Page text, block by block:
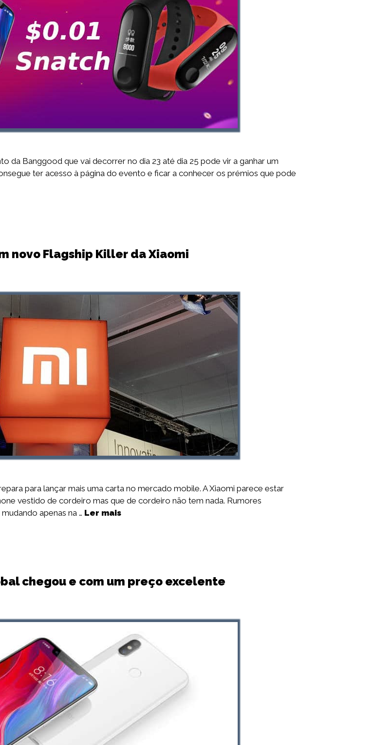
da Banggood que vai decorrer no dia 23 até dia 25 pode vir a ganhar um
ter acesso à página do evento e ficar a conhecer os prémios que pode
novo Flagship Killer da Xiaomi
para lançar mais uma carta no mercado mobile. A Xiaomi parece estar
vestido de cordeiro mas que de cordeiro não tem nada. Rumores
apenas na … Ler mais
chegou e com um preço excelente